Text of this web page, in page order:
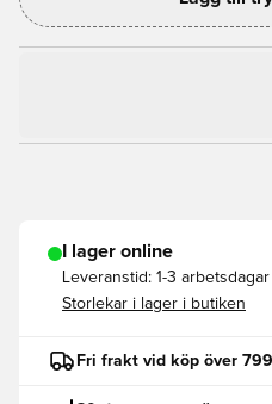
I lager online
Leveranstid: 1-3 arbetsdagar
Storlekar i lager i butiken
Fri frakt vid köp över